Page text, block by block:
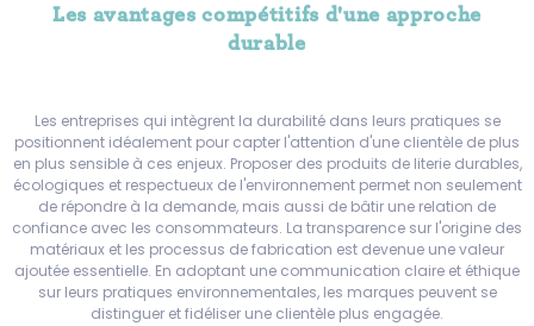
Les avantages compétitifs d'une approche
durable
Les entreprises qui intègrent la durabilité dans leurs pratiques se
positionnent idéalement pour capter l'attention d'une clientèle de plus
en plus sensible à ces enjeux. Proposer des produits de literie durables,
écologiques et respectueux de l'environnement permet non seulement
de répondre à la demande, mais aussi de bâtir une relation de
confiance avec les consommateurs. La transparence sur l'origine des
matériaux et les processus de fabrication est devenue une valeur
ajoutée essentielle. En adoptant une communication claire et éthique
sur leurs pratiques environnementales, les marques peuvent se
distinguer et fidéliser une clientèle plus engagée.